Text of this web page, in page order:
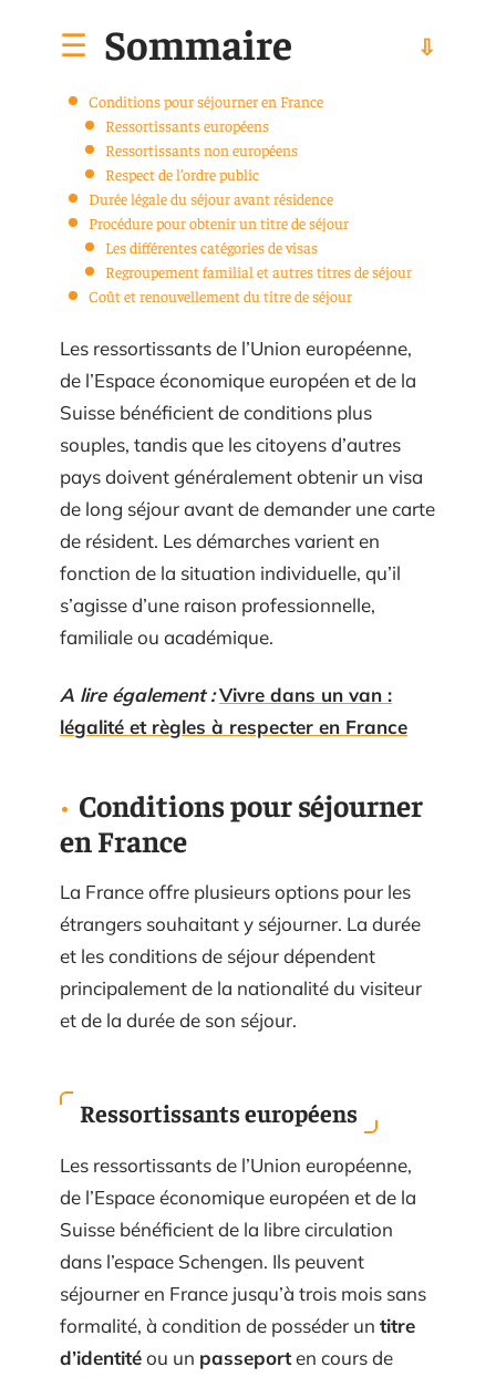
Sommaire
Conditions pour séjourner en France
Ressortissants européens
Ressortissants non européens
Respect de l’ordre public
Durée légale du séjour avant résidence
Procédure pour obtenir un titre de séjour
Les différentes catégories de visas
Regroupement familial et autres titres de séjour
Coût et renouvellement du titre de séjour
Les ressortissants de l’Union européenne,
de l’Espace économique européen et de la
Suisse bénéficient de conditions plus
souples, tandis que les citoyens d’autres
pays doivent généralement obtenir un visa
de long séjour avant de demander une carte
de résident. Les démarches varient en
fonction de la situation individuelle, qu’il
s’agisse d’une raison professionnelle,
familiale ou académique.
A lire également :Vivre dans un van :
légalité et règles à respecter en France
Conditions pour séjourner
en France
La France offre plusieurs options pour les
étrangers souhaitant y séjourner. La durée
et les conditions de séjour dépendent
principalement de la nationalité du visiteur
et de la durée de son séjour.
Ressortissants européens
Les ressortissants de l’Union européenne,
de l’Espace économique européen et de la
Suisse bénéficient de la libre circulation
dans l’espace Schengen. Ils peuvent
séjourner en France jusqu’à trois mois sans
formalité, à condition de posséder un titre
d’identitéou un passeporten cours de